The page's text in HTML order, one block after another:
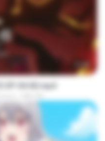
23:40
EP 04 HD.mp4
MILOKI